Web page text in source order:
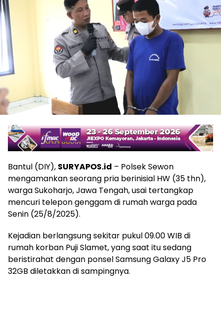
Bantul (DIY), SURYAPOS.id – Polsek Sewon
mengamankan seorang pria berinisial HW (35 thn),
warga Sukoharjo, Jawa Tengah, usai tertangkap
mencuri telepon genggam di rumah warga pada
Senin (25/8/2025).
Kejadian berlangsung sekitar pukul 09.00 WIB di
rumah korban Puji Slamet, yang saat itu sedang
beristirahat dengan ponsel Samsung Galaxy J5 Pro
32GB diletakkan di sampingnya.